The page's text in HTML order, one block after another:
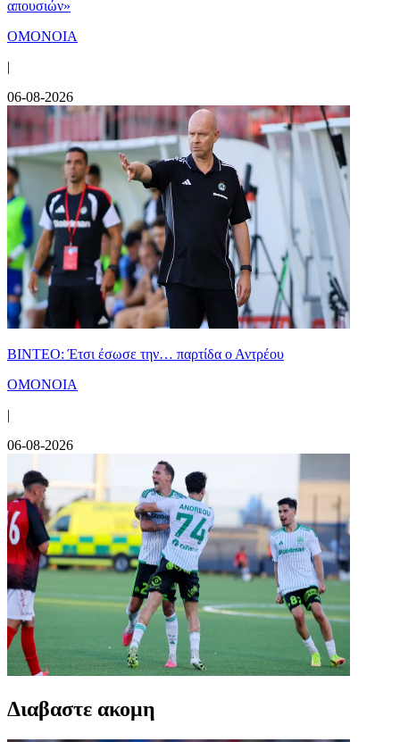
απουσιών»
ΟΜΟΝΟΙΑ
|
06-08-2026
ΒΙΝΤΕΟ: Έτσι έσωσε την… παρτίδα ο Αντρέου
ΟΜΟΝΟΙΑ
|
06-08-2026
Διαβαστε ακομη